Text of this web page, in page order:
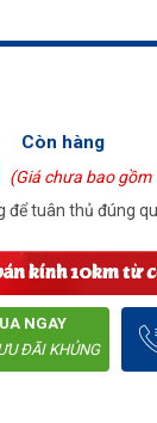
Còn hàng
(Giá chưa bao gồm
để tuân thủ đúng
NGAY
ĐÃI KHỦNG